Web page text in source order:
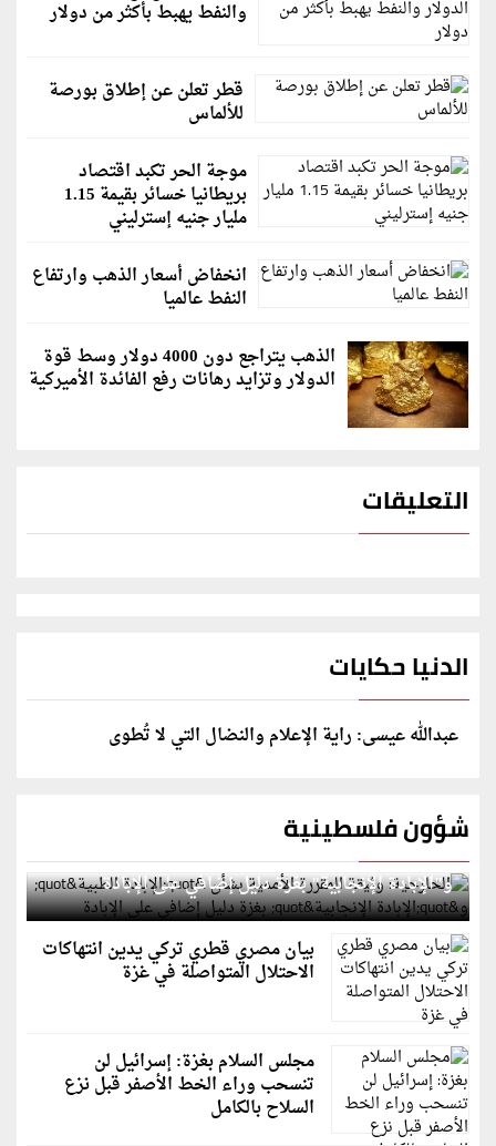
والنفط يهبط بأكثر من دولار
قطر تعلن عن إطلاق بورصة
للألماس
موجة الحر تكبد اقتصاد
بريطانيا خسائر بقيمة 1.15
مليار جنيه إسترليني
انخفاض أسعار الذهب وارتفاع
النفط عالميا
الذهب يتراجع دون 4000 دولار وسط قوة
الدولار وتزايد رهانات رفع الفائدة الأميركية
التعليقات
الدنيا حكايات
عبدالله عيسى: راية الإعلام والنضال التي لا تُطوى
شؤون فلسطينية
الخارجية: وثيقة المقررة الأممية بشأن "الإبادة الطبية"
و"الإبادة الإنجابية" بغزة دليل إضافي على الإبادة
بيان مصري قطري تركي يدين انتهاكات
الاحتلال المتواصلة في غزة
مجلس السلام بغزة: إسرائيل لن
تنسحب وراء الخط الأصفر قبل نزع
السلاح بالكامل